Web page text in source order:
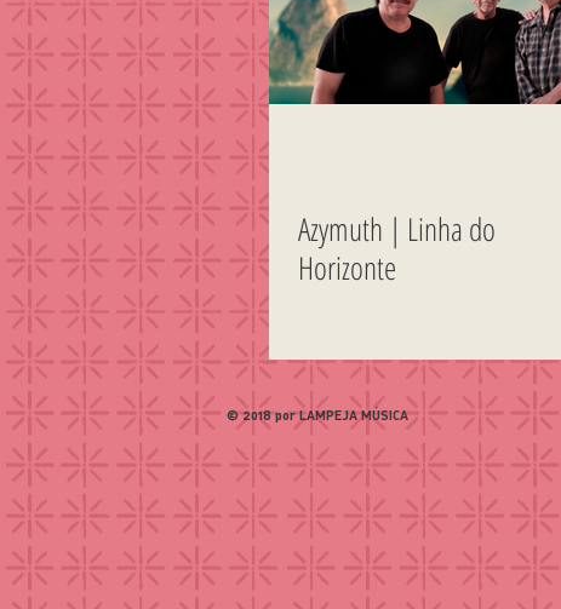
Azymuth | Linha do
Horizonte
© 2018 por LAMPEJA MÚSICA